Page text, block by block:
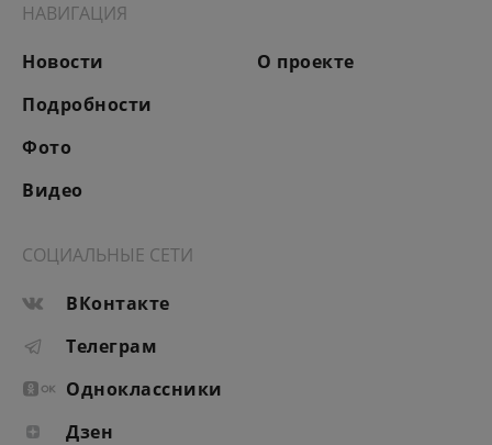
НАВИГАЦИЯ
Новости
Подробности
Фото
Видео
О проекте
СОЦИАЛЬНЫЕ СЕТИ
ВКонтакте
Телеграм
Одноклассники
Дзен